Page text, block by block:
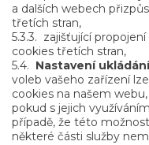
a dalších webech
třetích stran,
5.3.3. zajišťující
cookies třetích stran,
5.4. Nastavení
voleb vašeho zařízení
cookies na našem
pokud s jejich
případě, že této
některé části služby